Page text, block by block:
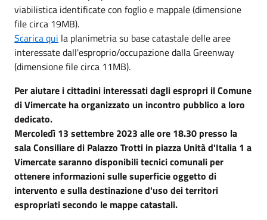
viabilistica identificate con foglio e mappale (dimensione
file circa 19MB).
Scarica qui la planimetria su base catastale delle aree
interessate dall'esproprio/occupazione dalla Greenway
(dimensione file circa 11MB).
Per aiutare i cittadini interessati dagli espropri il Comune
di Vimercate ha organizzato un incontro pubblico a loro
dedicato.
Mercoledì 13 settembre 2023 alle ore 18.30 presso la
sala Consiliare di Palazzo Trotti in piazza Unità d'Italia 1 a
Vimercate saranno disponibili tecnici comunali per
ottenere informazioni sulle superficie oggetto di
intervento e sulla destinazione d'uso dei territori
espropriati secondo le mappe catastali.